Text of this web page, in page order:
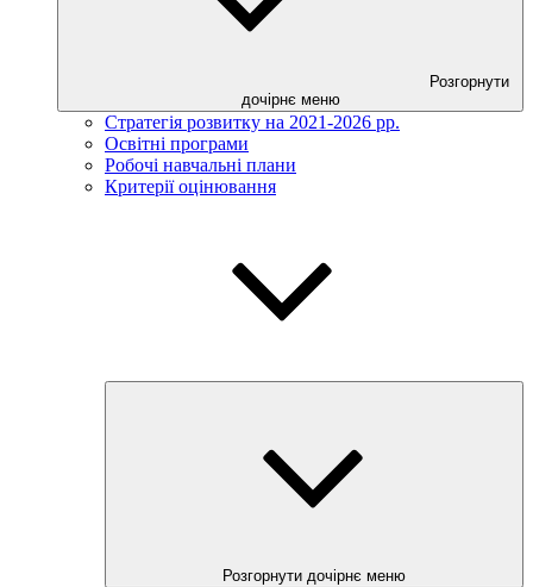
Розгорнути
дочірнє меню
Стратегія розвитку на 2021-2026 рр.
Освітні програми
Робочі навчальні плани
Критерії оцінювання
Розгорнути дочірнє меню